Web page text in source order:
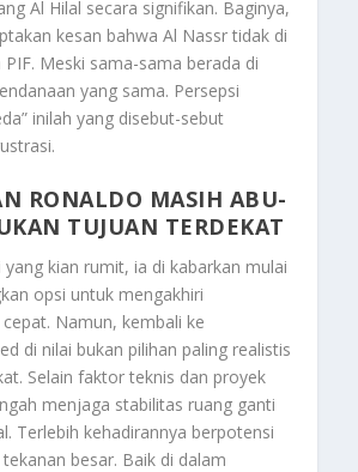
Al Hilal secara signifikan. Baginya,
kesan bahwa Al Nassr tidak di
Meski sama-sama berada di
yang sama. Persepsi
inilah yang disebut-sebut
RONALDO MASIH ABU-
TUJUAN TERDEKAT
kian rumit, ia di kabarkan mulai
opsi untuk mengakhiri
Namun, kembali ke
di nilai bukan pilihan paling realistis
Selain faktor teknis dan proyek
menjaga stabilitas ruang ganti
Terlebih kehadirannya berpotensi
besar. Baik di dalam